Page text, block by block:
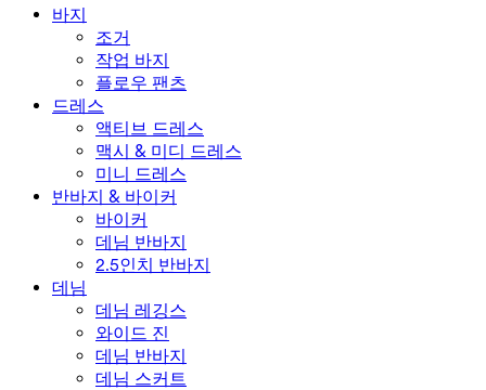
수영복 세트
언더웨어
바지
조거
작업 바지
플로우 팬츠
드레스
액티브 드레스
맥시 & 미디 드레스
미니 드레스
반바지 & 바이커
바이커
데님 반바지
2.5인치 반바지
데님
데님 레깅스
와이드 진
데님 반바지
데님 스커트